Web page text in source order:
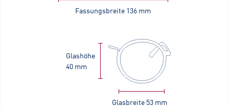
Fassungsbreite 136 mm
Glasbreite 53 mm
Glashöhe
40 mm